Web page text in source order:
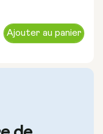
Ajouter au panier